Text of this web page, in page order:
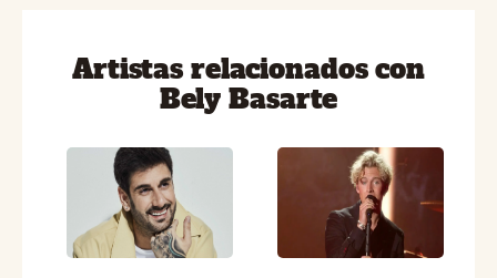
Artistas relacionados con
Bely Basarte